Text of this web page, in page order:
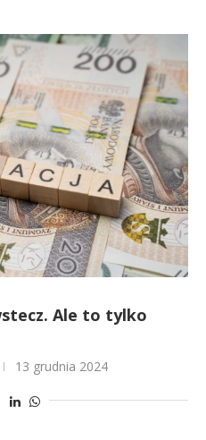
Ale to tylko
13 grudnia 2024